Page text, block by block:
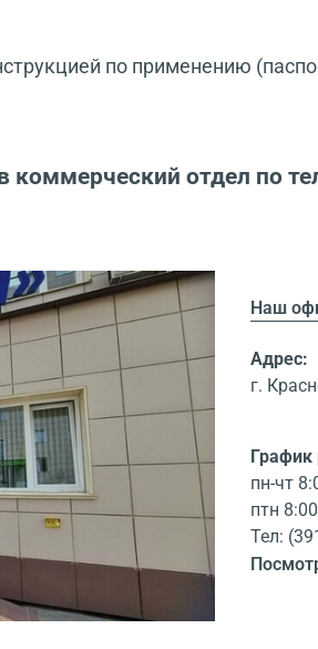
по применению
коммерческий отдел по
Наш
Адрес:
г.
пн-чт
птн
Тел: